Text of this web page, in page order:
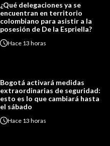
¿Qué delegaciones ya se
encuentran en territorio
colombiano para asistir a la
posesión de De la Espriella?
Hace 13 horas
Bogotá activará medidas
extraordinarias de seguridad:
esto es lo que cambiará hasta
el sábado
Hace 13 horas